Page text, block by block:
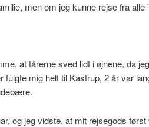
men om jeg kunne rejse fra alle
at tårerne sved lidt i øjnene, da
mig helt til Kastrup, 2 år var
og jeg vidste, at mit rejsegods